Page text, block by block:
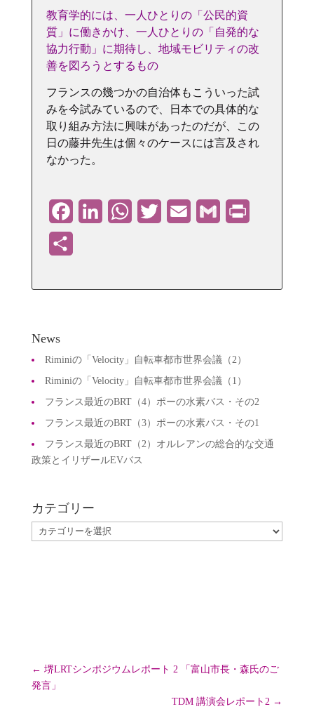
教育学的には、一人ひとりの「公民的資
質」に働きかけ、一人ひとりの「自発的な
協力行動」に期待し、地域モビリティの改
善を図ろうとするもの
フランスの幾つかの自治体もこういった試
みを今試みているので、日本での具体的な
取り組み方法に興味があったのだが、この
日の藤井先生は個々のケースには言及され
なかった。
FacebookLinkedInWhatsApp
Twitter Email Gmail
News
Riminiの「Velocity」自転車都市世界会議（2）
Riminiの「Velocity」自転車都市世界会議（1）
フランス最近のBRT（4）ポーの水素バス・その2
フランス最近のBRT（3）ポーの水素バス・その1
フランス最近のBRT（2）オルレアンの総合的な交通
政策とイリザールEVバス
カテゴリー
カ
← 堺LRTシンポジウムレポート 2 「富山市長・森氏のご
発言」
TDM 講演会レポート2 →